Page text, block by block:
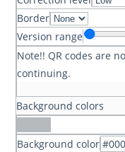
Border
Version range
Note!! QR codes are
continuing.
Background colors
Background color